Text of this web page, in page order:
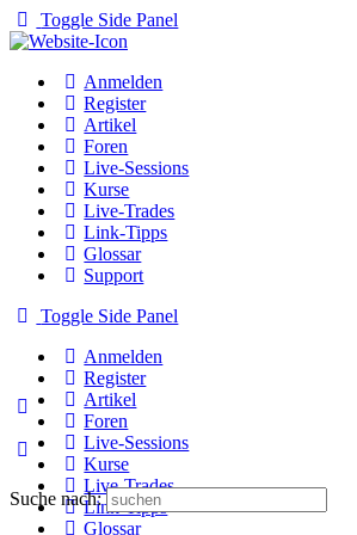
Toggle Side Panel
Anmelden
Register
Artikel
Foren
Live-Sessions
Kurse
Live-Trades
Link-Tipps
Glossar
Support
Toggle Side Panel
Anmelden
Register
Artikel
Foren
Live-Sessions
Kurse
Live-Trades
Link-Tipps
Glossar
Suche nach: